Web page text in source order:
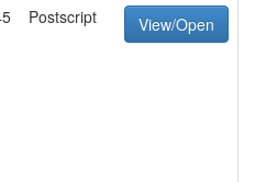
Postscript View/Open